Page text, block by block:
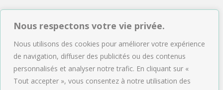
Nous respectons votre vie privée.
Nous utilisons des cookies pour améliorer votre expérience
de navigation, diffuser des publicités ou des contenus
personnalisés et analyser notre trafic. En cliquant sur «
Tout accepter », vous consentez à notre utilisation des
NDAVOCATS Associés
Tél : 01.47.04.09.43
Email :accueil@ndavocats.fr